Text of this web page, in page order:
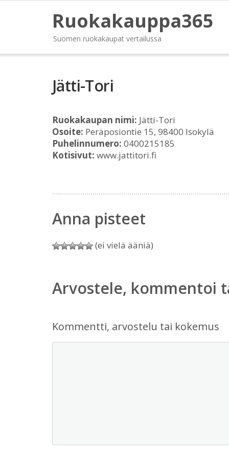
Ruokakauppa365
Suomen ruokakaupat vertailussa
Jätti-Tori
Ruokakaupan nimi: Jätti-Tori
Osoite: Peräposiontie 15, 98400 Isokylä
Puhelinnumero: 0400215185
Kotisivut: www.jattitori.fi
Anna pisteet
(ei vielä ääniä)
Arvostele, kommentoi
Kommentti, arvostelu tai kokemus